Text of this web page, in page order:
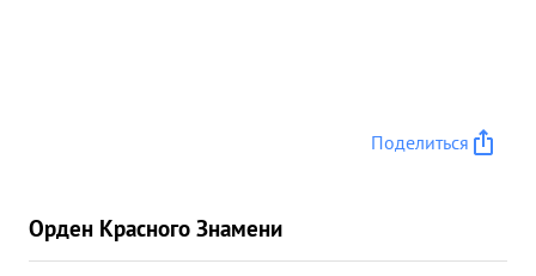
Поделиться
Орден Красного Знамени